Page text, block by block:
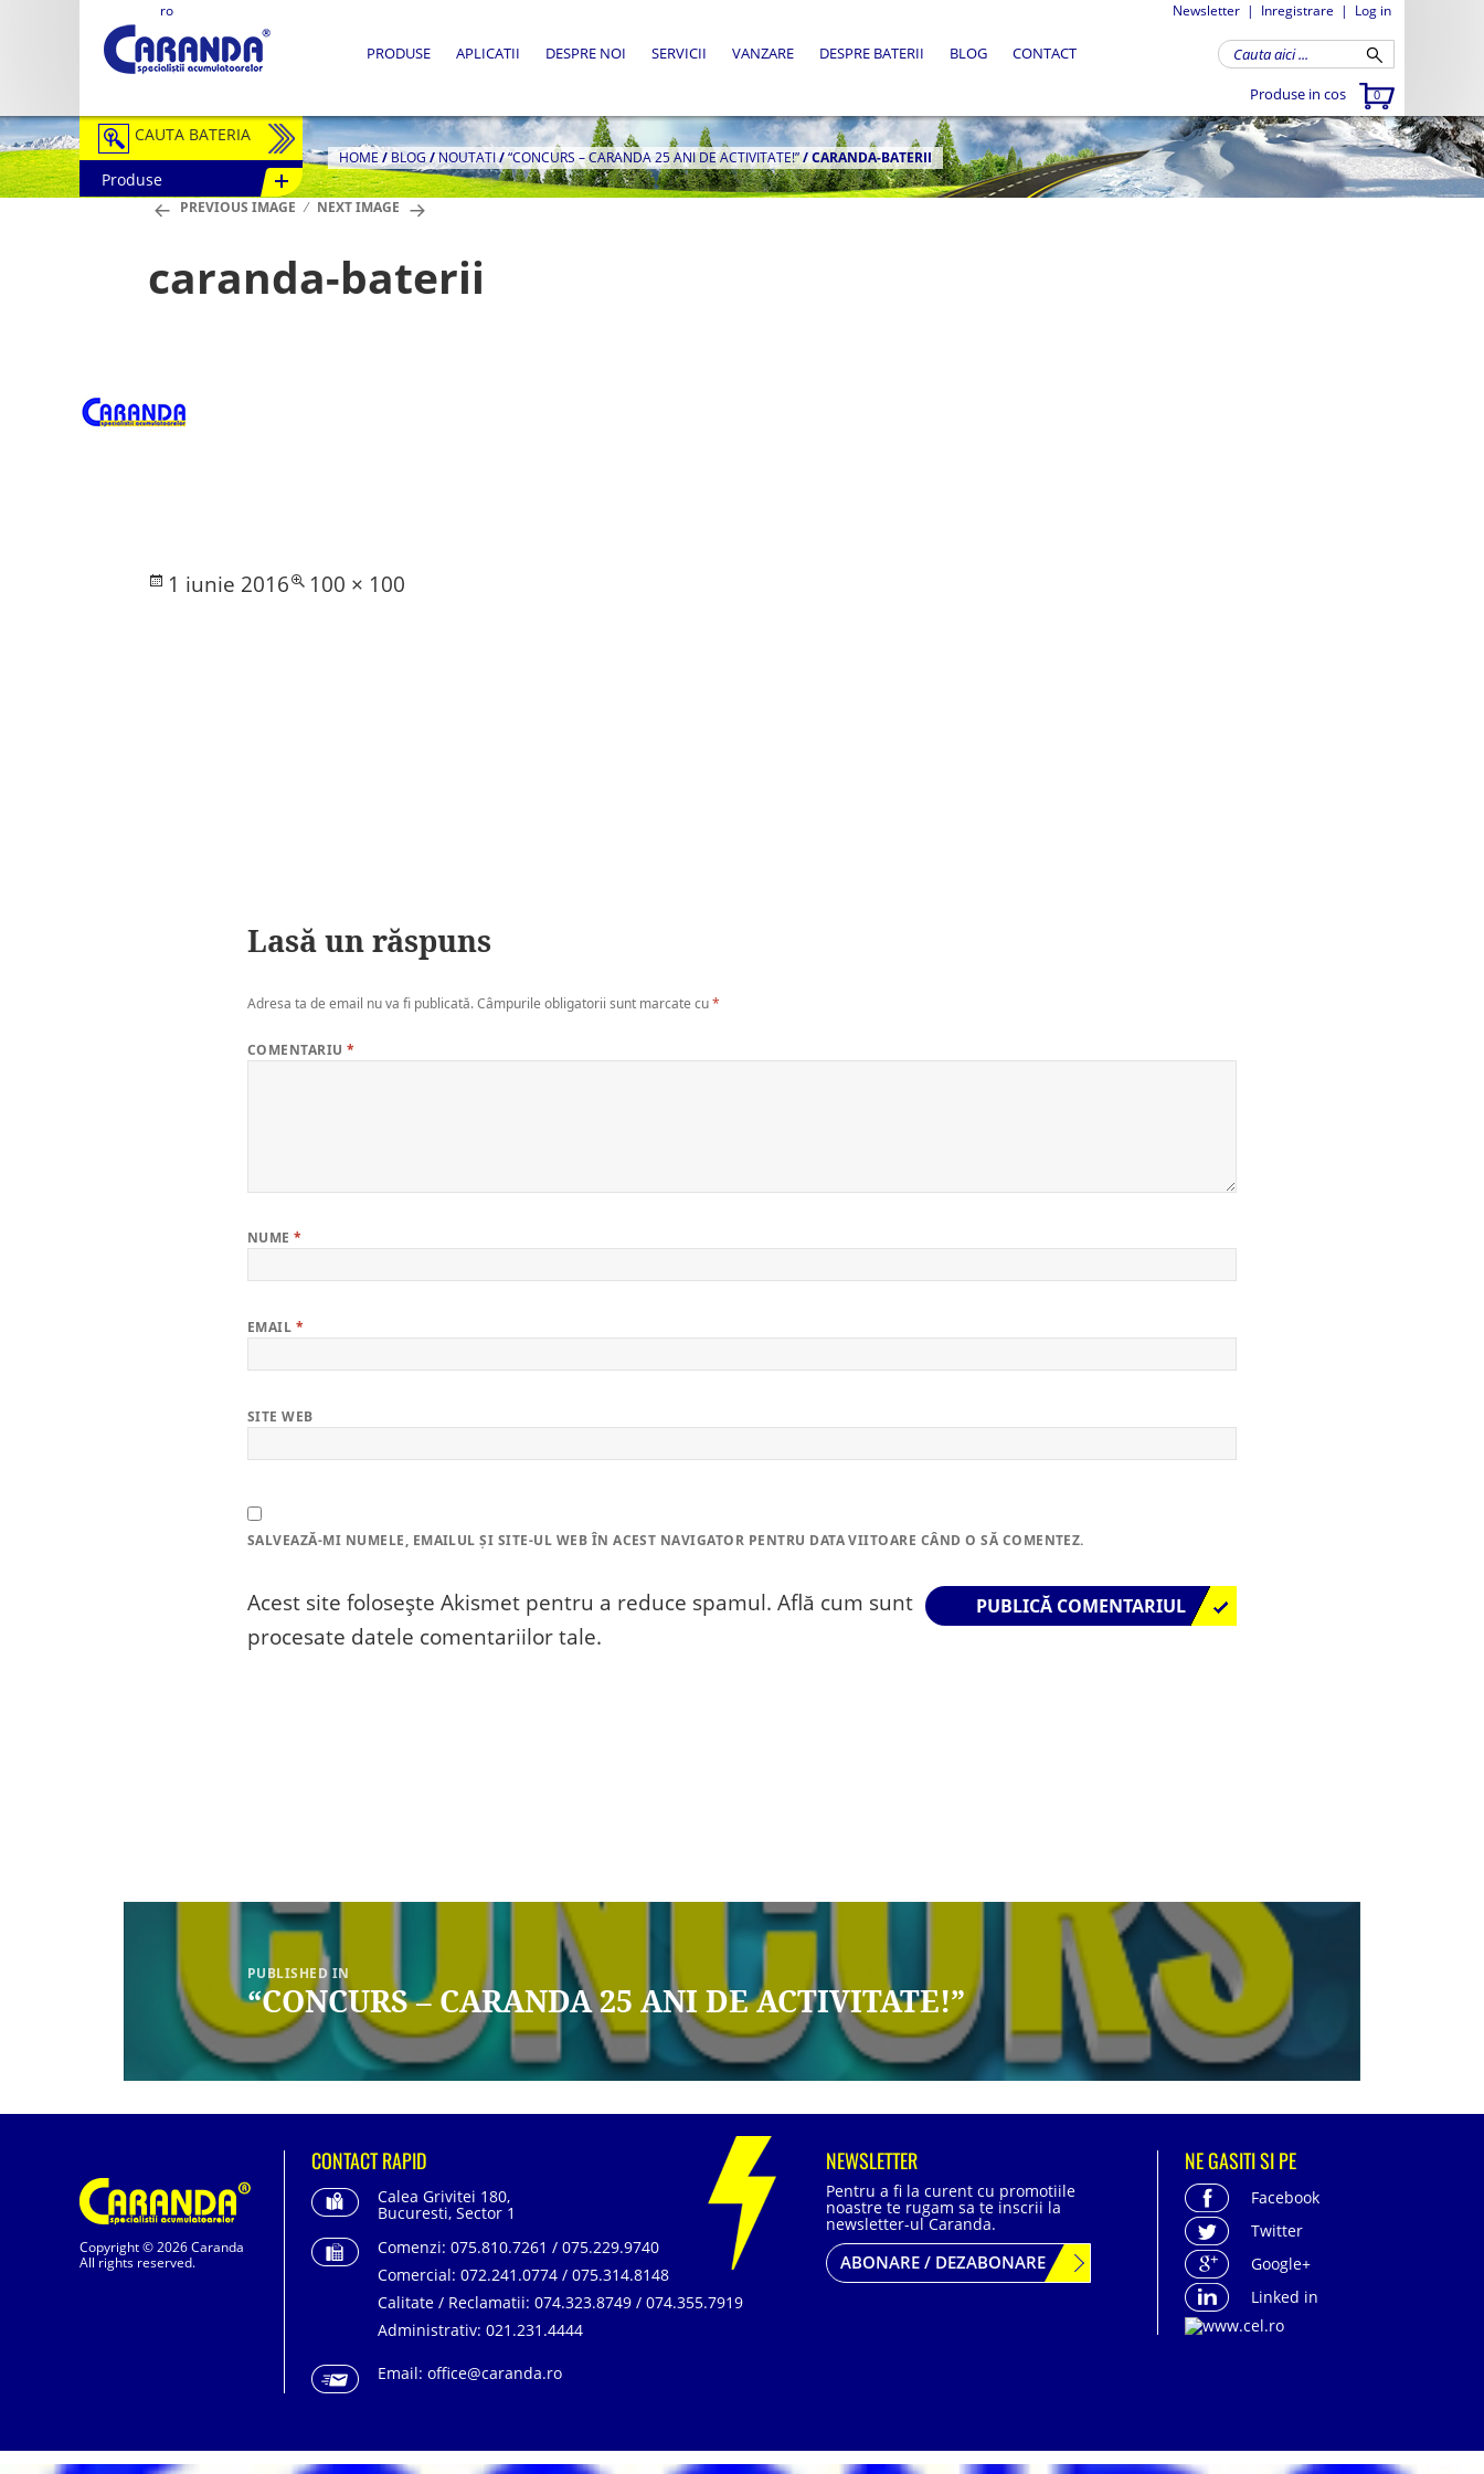
ro Newsletter | Inregistrare | Log in
Produse in cos 0
PRODUSE APLICATII DESPRE NOI SERVICII VANZARE DESPRE BATERII BLOG CONTACT
CAUTA BATERIA
Auto / Moto
Semitractiune
Accesorii Baterii
Produse
HOME/BLOG/NOUTATI/“CONCURS – CARANDA 25 ANI DE ACTIVITATE!”/CARANDA-BATERII
PREVIOUS IMAGE NEXT IMAGE
caranda-baterii
Posted
1 iunie 2016
Full
100 × 100
Lasă un răspuns
Adresa ta de email nu va fi publicată.Câmpurile obligatorii sunt marcate cu*
COMENTARIU*
NUME*
EMAIL *
SITE WEB
SALVEAZĂ-MI NUMELE, EMAILUL ȘI SITE-UL WEB ÎN ACEST NAVIGATOR PENTRU DATA VIITOARE CÂND O SĂ COMENTEZ.
Acest site folosește Akismet pentru a reduce spamul. Află cum sunt
procesate datele comentariilor tale.
Navigare
PUBLISHED IN
“CONCURS – CARANDA 25 ANI DE ACTIVITATE!”
Copyright © 2026 Caranda
All rights reserved.
CONTACT RAPID
Calea Grivitei 180,
Bucuresti, Sector 1
Comenzi: 075.810.7261 / 075.229.9740
Comercial: 072.241.0774 / 075.314.8148
Calitate / Reclamatii: 074.323.8749 / 074.355.7919
Administrativ: 021.231.4444
Email: office@caranda.ro
NEWSLETTER
Pentru a fi la curent cu promotiile
noastre te rugam sa te inscrii la
newsletter-ul Caranda.
ABONARE / DEZABONARE
NE GASITI SI PE
Facebook
Twitter
Google+
Linked in